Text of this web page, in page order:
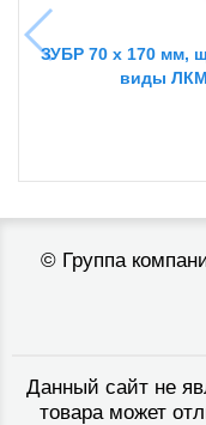
ЗУБР 70 x 170 мм,
виды
© Группа
Данный сайт не
товара может